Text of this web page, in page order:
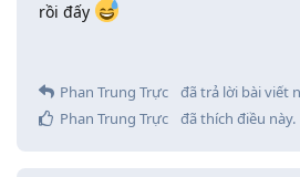
rồi đấy
Phan Trung Trực
đã trả lời bài viết
Phan Trung Trực
đã thích điều này.